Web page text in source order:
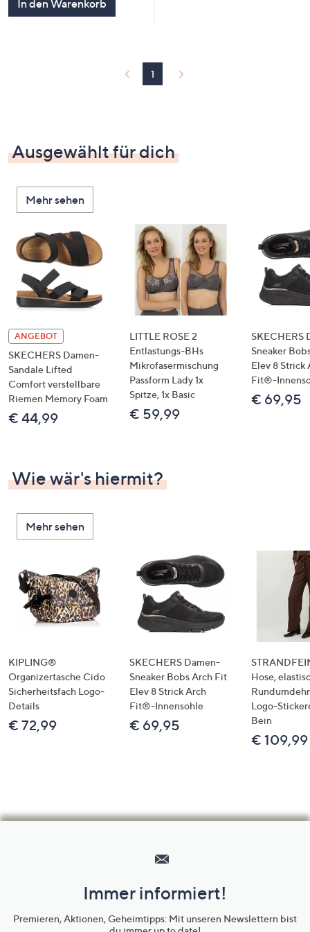
In den Warenkorb
1
Ausgewählt für dich
Mehr sehen
ANGEBOT
SKECHERS Damen-
Sandale Lifted
Comfort verstellbare
Riemen Memory Foam
€ 44,99
LITTLE ROSE 2
Entlastungs-BHs
Mikrofasermischung
Passform Lady 1x
Spitze, 1x Basic
€ 59,99
SKECHERS
Sneaker
Elev 8 Strick
Fit®-
€ 69,95
Wie wär's hiermit?
Mehr sehen
KIPLING®
Organizertasche Cido
Sicherheitsfach Logo-
Details
€ 72,99
SKECHERS Damen-
Sneaker Bobs Arch Fit
Elev 8 Strick Arch
Fit®-Innensohle
€ 69,95
Hose,
Logo-
Bein
€ 109,99
Unternehmensinformationen
Immer informiert!
Premieren, Aktionen, Geheimtipps: Mit unseren Newslettern bist